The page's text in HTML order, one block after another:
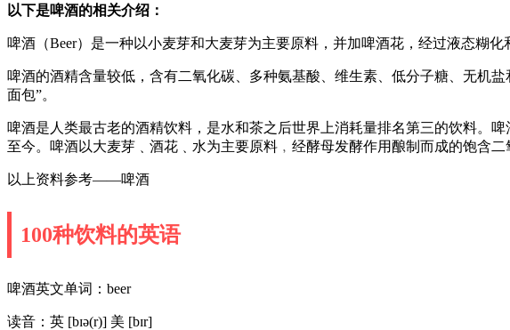
以下是啤酒的相关介绍：
啤酒（Beer）是一种以小麦芽和大麦芽为主要原料，并加啤酒花，经过液态糊
啤酒的酒精含量较低，含有二氧化碳、多种氨基酸、维生素、低分子糖、无机
面包”。
啤酒是人类最古老的酒精饮料，是水和茶之后世界上消耗量排名第三的饮料。
至今。啤酒以大麦芽﹑酒花﹑水为主要原料﹐经酵母发酵作用酿制而成的饱含二
以上资料参考——啤酒
100种饮料的英语
啤酒英文单词：beer
读音：英 [bɪə(r)] 美 [bɪr]